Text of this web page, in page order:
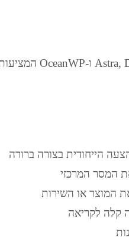
הייחודית בצורה ברורה
המסר המרכזי
המוצר או השירות
קלה לקריאה